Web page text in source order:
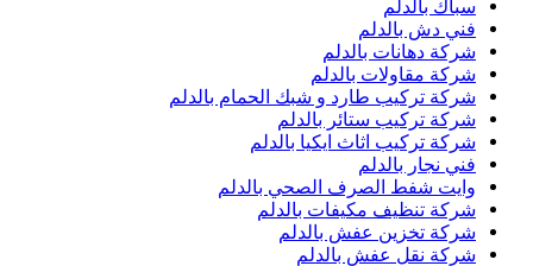
سباك بالدلم
فني دش بالدلم
شركة دهانات بالدلم
شركة مقاولات بالدلم
شركة تركيب طارد و شبك الحمام بالدلم
شركة تركيب ستائر بالدلم
شركة تركيب اثاث ايكيا بالدلم
فني نجار بالدلم
وايت شفط الصرف الصحي بالدلم
شركة تنظيف مكيفات بالدلم
شركة تخزين عفش بالدلم
شركة نقل عفش بالدلم